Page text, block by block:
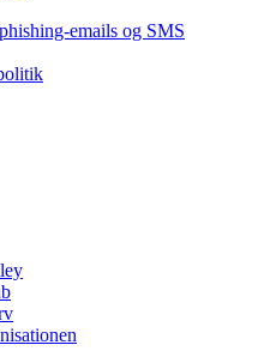
emails og SMS